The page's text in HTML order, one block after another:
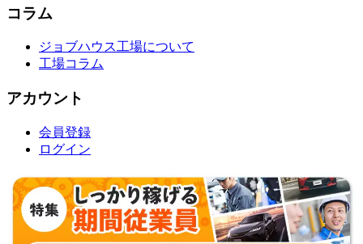
コラム
ジョブハウス工場について
工場コラム
アカウント
会員登録
ログイン